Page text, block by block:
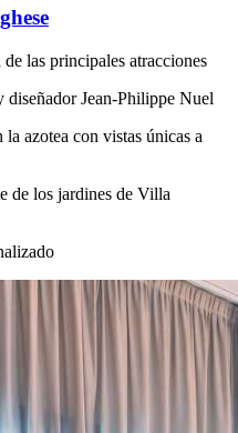
las principales atracciones
Jean-Philippe Nuel
azotea con vistas únicas a
de los jardines de Villa